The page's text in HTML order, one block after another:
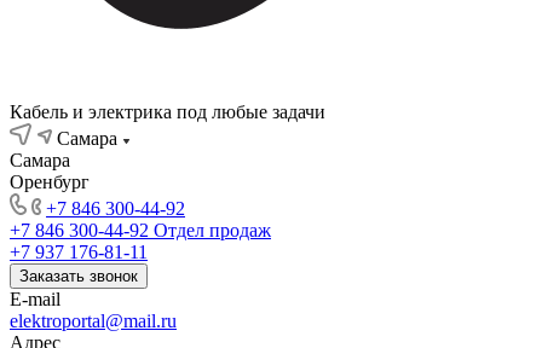
Кабель и электрика под любые задачи
Самара
Самара
Оренбург
+7 846 300-44-92
+7 846 300-44-92 Отдел продаж
+7 937 176-81-11
Заказать звонок
E-mail
elektroportal@mail.ru
Адрес